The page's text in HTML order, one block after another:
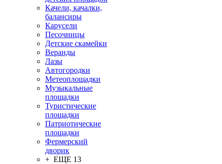
Качели, качалки,
балансиры
Карусели
Песочницы
Детские скамейки
Веранды
Лазы
Автогородки
Метеоплощадки
Музыкальные
площадки
Туристические
площадки
Патриотические
площадки
Фермерский
дворик
+ ЕЩЕ 13